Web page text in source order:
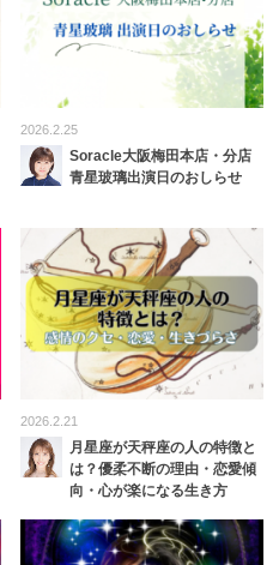
2026.2.25
Soracle大阪梅田本店・分店
青星玻璃出演日のおしらせ
2026.2.21
月星座が天秤座の人の特徴と
は？優柔不断の理由・恋愛傾
向・心が楽になる生き方